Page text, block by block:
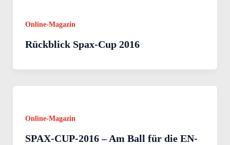
Online-Magazin
Rückblick Spax-Cup 2016
Online-Magazin
SPAX-CUP-2016 – Am Ball für die EN-